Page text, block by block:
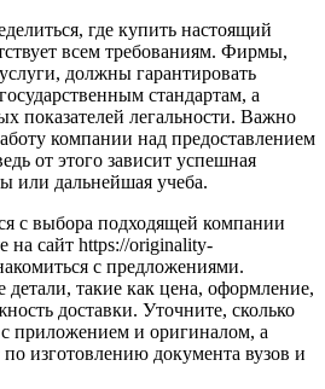
где купить настоящий
всем требованиям. Фирмы,
должны гарантировать
стандартам, а
показателей легальности. Важно
компании над предоставлением
от этого зависит успешная
или дальнейшая учеба.
с выбора подходящей компании
на сайт https://originality-
с предложениями.
детали, такие как цена, оформление,
доставки. Уточните, сколько
приложением и оригиналом, а
по изготовлению документа вузов и